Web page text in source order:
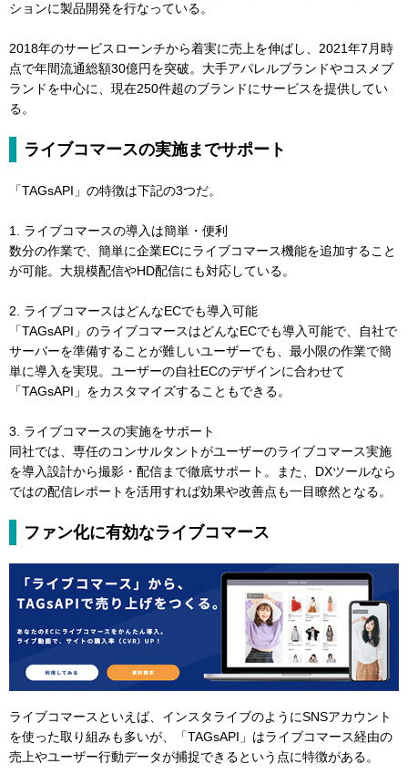
ションに製品開発を行なっている。
2018年のサービスローンチから着実に売上を伸ばし、2021年7月時
点で年間流通総額30億円を突破。大手アパレルブランドやコスメブ
ランドを中心に、現在250件超のブランドにサービスを提供してい
る。
ライブコマースの実施までサポート
「TAGsAPI」の特徴は下記の3つだ。
1. ライブコマースの導入は簡単・便利
数分の作業で、簡単に企業ECにライブコマース機能を追加すること
が可能。大規模配信やHD配信にも対応している。
2. ライブコマースはどんなECでも導入可能
「TAGsAPI」のライブコマースはどんなECでも導入可能で、自社で
サーバーを準備することが難しいユーザーでも、最小限の作業で簡
単に導入を実現。ユーザーの自社ECのデザインに合わせて
「TAGsAPI」をカスタマイズすることもできる。
3. ライブコマースの実施をサポート
同社では、専任のコンサルタントがユーザーのライブコマース実施
を導入設計から撮影・配信まで徹底サポート。また、DXツールなら
ではの配信レポートを活用すれば効果や改善点も一目瞭然となる。
ファン化に有効なライブコマース
ライブコマースといえば、インスタライブのようにSNSアカウント
を使った取り組みも多いが、「TAGsAPI」はライブコマース経由の
売上やユーザー行動データが捕捉できるという点に特徴がある。